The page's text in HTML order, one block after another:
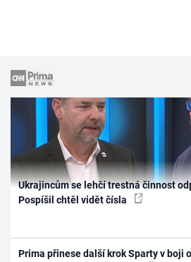
Ukrajincům se lehčí trestná činnost
Pospíšil chtěl vidět čísla
Prima přinese další krok Sparty v boji